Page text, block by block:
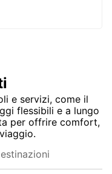
e servizi, come il
flessibili e a lungo
per offrire comfort,